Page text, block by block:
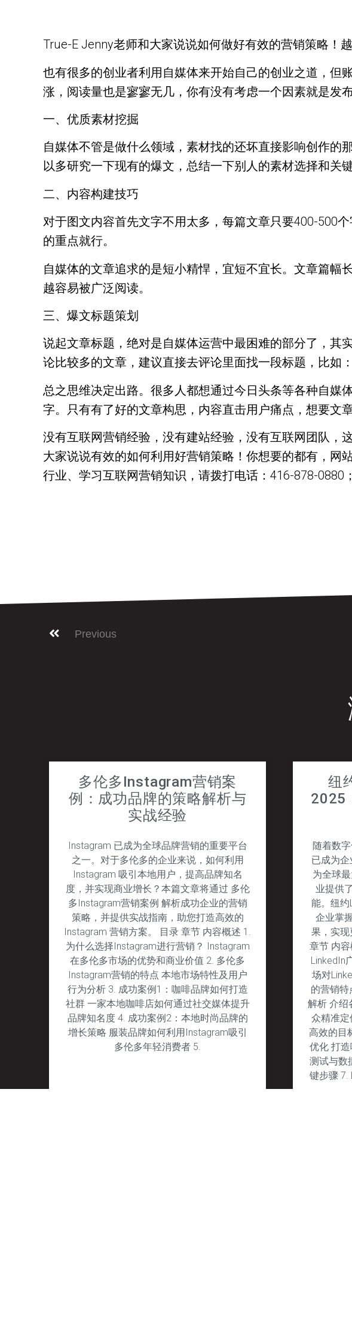
True-E Jenny老师和大家说说如何做好有效的营销策略！
也有很多的创业者利用自媒体来开始自己的创业之道，但
涨，阅读量也是寥寥无几，你有没有考虑一个因素就是发
一、优质素材挖掘
自媒体不管是做什么领域，素材找的还坏直接影响创作
以多研究一下现有的爆文，总结一下别人的素材选择和关
二、内容构建技巧
对于图文内容首先文字不用太多，每篇文章只要400-500
的重点就行。
自媒体的文章追求的是短小精悍，宜短不宜长。文章篇幅
越容易被广泛阅读。
三、爆文标题策划
说起文章标题，绝对是自媒体运营中最困难的部分了，其
论比较多的文章，建议直接去评论里面找一段标题，比如
总之思维决定出路。很多人都想通过今日头条等各种自媒
字。只有有了好的文章构思，内容直击用户痛点，想要文章
没有互联网营销经验，没有建站经验，没有互联网团队，
大家说说有效的如何利用好营销策略！你想要的都有，网
行业、学习互联网营销知识，请拨打电话：416-878-0880
Previous
多伦多Instagram营销案
例：成功品牌的策略解析与
实战经验
Instagram 已成为全球品牌营销的重要平台
之一。对于多伦多的企业来说，如何利用
Instagram 吸引本地用户，提高品牌知名
度，并实现商业增长？本篇文章将通过 多伦
多Instagram营销案例 解析成功企业的营销
策略，并提供实战指南，助您打造高效的
Instagram 营销方案。 目录 章节 内容概述 1.
为什么选择Instagram进行营销？ Instagram
在多伦多市场的优势和商业价值 2. 多伦多
Instagram营销的特点 本地市场特性及用户
行为分析 3. 成功案例1：咖啡品牌如何打造
社群 一家本地咖啡店如何通过社交媒体提升
品牌知名度 4. 成功案例2：本地时尚品牌的
增长策略 服装品牌如何利用Instagram吸引
多伦多年轻消费者 5.
纽
2025
随着数
已成为
为全球
业提供
能。纽约
企业掌
果，实现
章节 内
LinkedIn
场对
的营销特
解析 介绍
众精准定
高效的目
优化 打
测试与数
键步骤 7.